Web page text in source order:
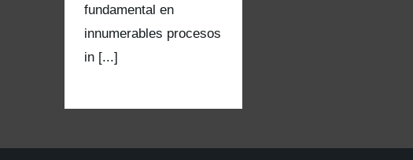
fundamental en
innumerables procesos
in [...]